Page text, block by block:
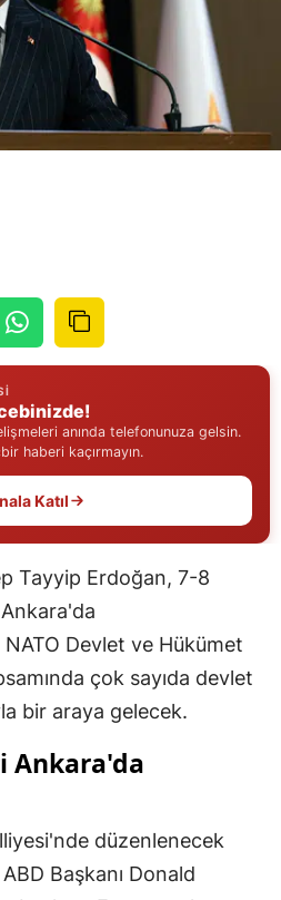
Çanakkale
Çankırı
Çorum
Elazığ
Erzurum
Eskişehir
Gaziantep
Giresun
Gümüşhane
Hakkari
Hatay
Isparta
Mersin
anında telefonunuza gelsin.
haberi kaçırmayın.
Katıl
Tayyip Erdoğan, 7-8
Devlet ve Hükümet
çok sayıda devlet
bir araya gelecek.
Ankara'da
düzenlenecek
Başkanı Donald